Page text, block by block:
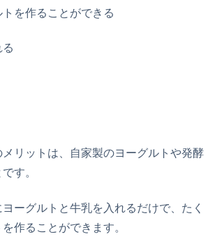
トを作ることができる
る
リットは、自家製のヨーグルトや発酵
す。
ーグルトと牛乳を入れるだけで、たく
作ることができます。